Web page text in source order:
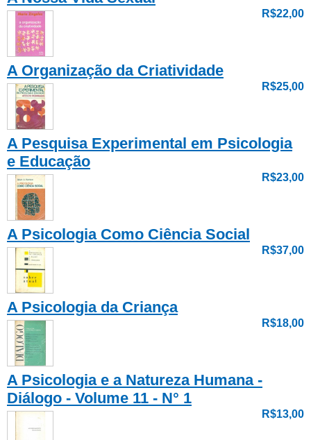
R$22,00
A Organização da Criatividade
R$25,00
A Pesquisa Experimental em Psicologia
e Educação
R$23,00
A Psicologia Como Ciência Social
R$37,00
A Psicologia da Criança
R$18,00
A Psicologia e a Natureza Humana -
Diálogo - Volume 11 - N° 1
R$13,00